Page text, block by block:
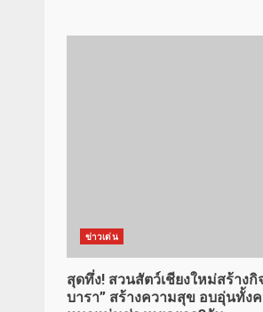
ข่าวเด่น
สุดทึ่ง! สวนสัตว์เชียงใหม่สร้าง
บารา” สร้างความสุข อบอุ่นทั้ง